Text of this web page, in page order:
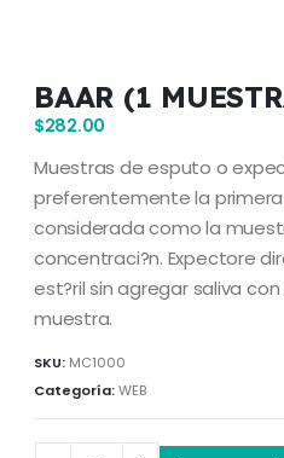
BAAR (1
$282.00
Muestras de esputo o
preferentemente la
considerada como la
concentraci?n. Expectore
est?ril sin agregar saliva
muestra.
SKU: MC1000
Categoría:WEB